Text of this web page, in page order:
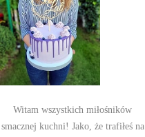
Witam wszystkich miłośników
smacznej kuchni! Jako, że trafiłeś na